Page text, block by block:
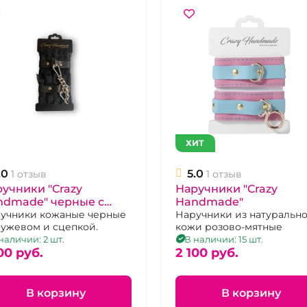
1 отзыв
"Crazy
черные с
кожаные черные
и сцепкой.
2 шт.
pуб.
В корзину
ХИТ
5.0 1 отзыв
Наручники "Crazy
Handmade"
Наручники из
кожи розово-мятные
В наличии: 15 шт.
2 100 pуб.
В корзину